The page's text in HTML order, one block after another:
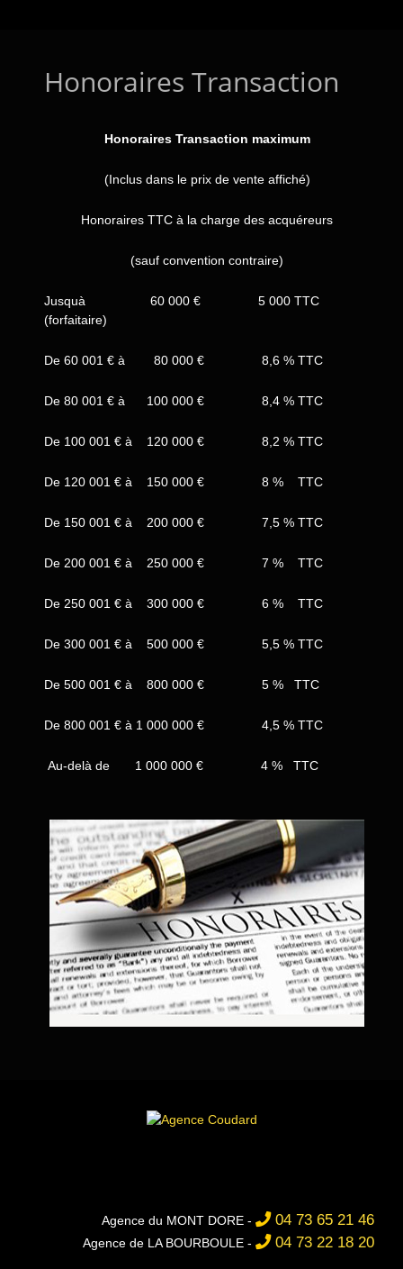
Honoraires Transaction
Honoraires Transaction maximum
(Inclus dans le prix de vente affiché)
Honoraires TTC à la charge des acquéreurs
(sauf convention contraire)
Jusquà 60 000 € 5 000 TTC
(forfaitaire)
De 60 001 € à 80 000 € 8,6 % TTC
De 80 001 € à 100 000 € 8,4 % TTC
De 100 001 € à 120 000 € 8,2 % TTC
De 120 001 € à 150 000 € 8 % TTC
De 150 001 € à 200 000 € 7,5 % TTC
De 200 001 € à 250 000 € 7 % TTC
De 250 001 € à 300 000 € 6 % TTC
De 300 001 € à 500 000 € 5,5 % TTC
De 500 001 € à 800 000 € 5 % TTC
De 800 001 € à 1 000 000 € 4,5 % TTC
Au-delà de 1 000 000 € 4 % TTC
Agence du MONT DORE - 04 73 65 21 46
Agence de LA BOURBOULE - 04 73 22 18 20